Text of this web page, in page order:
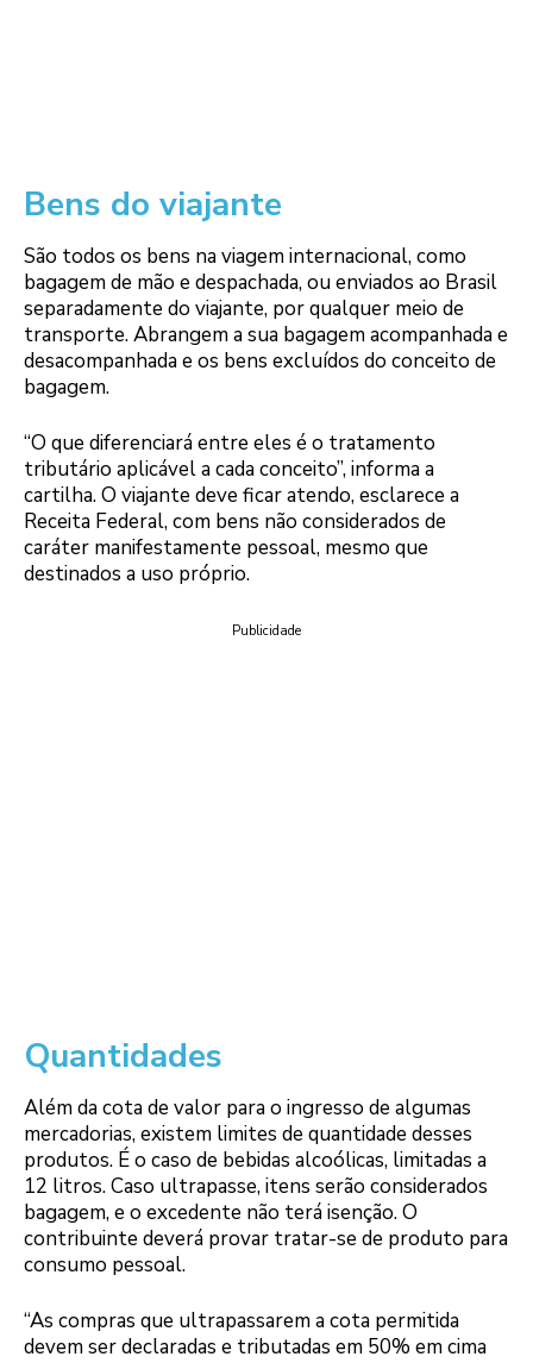
Bens do viajante
São todos os bens na viagem internacional, como
bagagem de mão e despachada, ou enviados ao Brasil
separadamente do viajante, por qualquer meio de
transporte. Abrangem a sua bagagem acompanhada e
desacompanhada e os bens excluídos do conceito de
bagagem.
“O que diferenciará entre eles é o tratamento
tributário aplicável a cada conceito”, informa a
cartilha. O viajante deve ficar atendo, esclarece a
Receita Federal, com bens não considerados de
caráter manifestamente pessoal, mesmo que
destinados a uso próprio.
Publicidade
Quantidades
Além da cota de valor para o ingresso de algumas
mercadorias, existem limites de quantidade desses
produtos. É o caso de bebidas alcoólicas, limitadas a
12 litros. Caso ultrapasse, itens serão considerados
bagagem, e o excedente não terá isenção. O
contribuinte deverá provar tratar-se de produto para
consumo pessoal.
“As compras que ultrapassarem a cota permitida
devem ser declaradas e tributadas em 50% em cima